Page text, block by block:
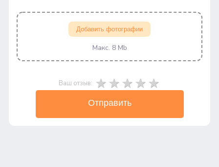
Добавить фотографии
Макс. 8 Mb
Ваш отзыв:
Отправить